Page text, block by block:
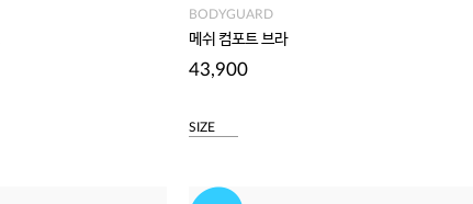
BODYGUARD
메쉬 컴포트 브라
43,900
SIZE